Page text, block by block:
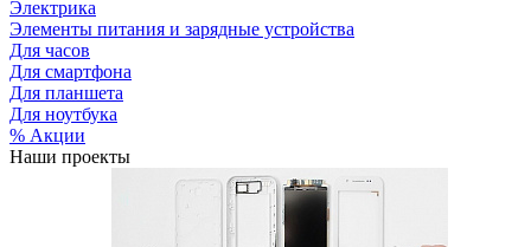
Электрика
Элементы питания и зарядные устройства
Для часов
Для смартфона
Для планшета
Для ноутбука
% Акции
Наши проекты